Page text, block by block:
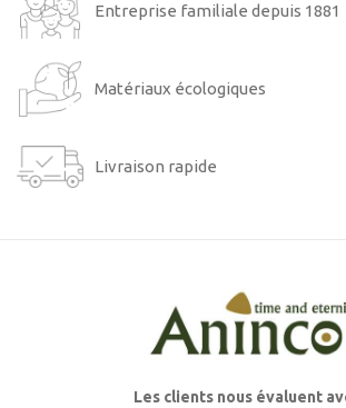
Entreprise familiale depuis 1881
Matériaux écologiques
Livraison rapide
Les clients nous évaluent